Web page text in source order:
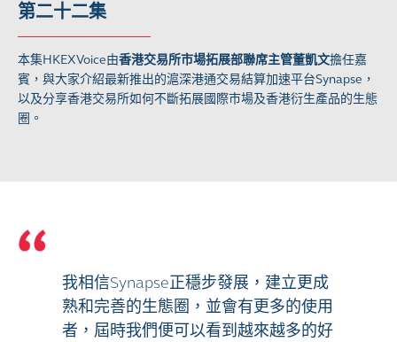
第二十二集
本集HKEXVoice由香港交易所市場拓展部聯席主管董凱文擔任嘉
賓，與大家介紹最新推出的滬深港通交易結算加速平台Synapse，
以及分享香港交易所如何不斷拓展國際市場及香港衍生產品的生態
圈。
我相信Synapse正穩步發展，建立更成
熟和完善的生態圈，並會有更多的使用
者，屆時我們便可以看到越來越多的好